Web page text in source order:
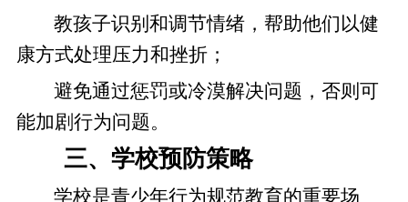
教孩子识别和调节情绪，帮助他们以健
康方式处理压力和挫折；
避免通过惩罚或冷漠解决问题，否则可
能加剧行为问题。
三、学校预防策略
学校是青少年行为规范教育的重要场